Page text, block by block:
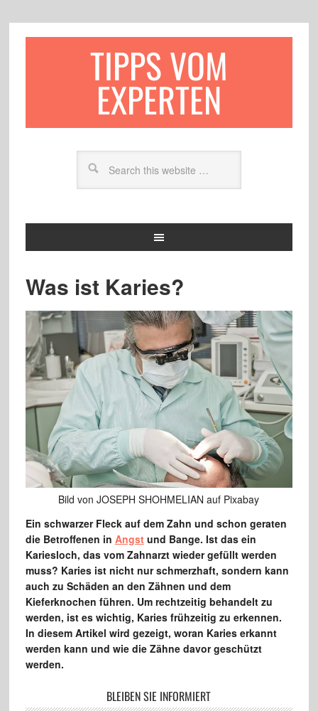
TIPPS VOM
EXPERTEN
Was ist Karies?
Bild von JOSEPH SHOHMELIAN auf Pixabay
Ein schwarzer Fleck auf dem Zahn und schon geraten
die Betroffenen in Angstund Bange. Ist das ein
Kariesloch, das vom Zahnarzt wieder gefüllt werden
muss? Karies ist nicht nur schmerzhaft, sondern kann
auch zu Schäden an den Zähnen und dem
Kieferknochen führen. Um rechtzeitig behandelt zu
werden, ist es wichtig, Karies frühzeitig zu erkennen.
In diesem Artikel wird gezeigt, woran Karies erkannt
werden kann und wie die Zähne davor geschützt
werden.
BLEIBEN SIE INFORMIERT